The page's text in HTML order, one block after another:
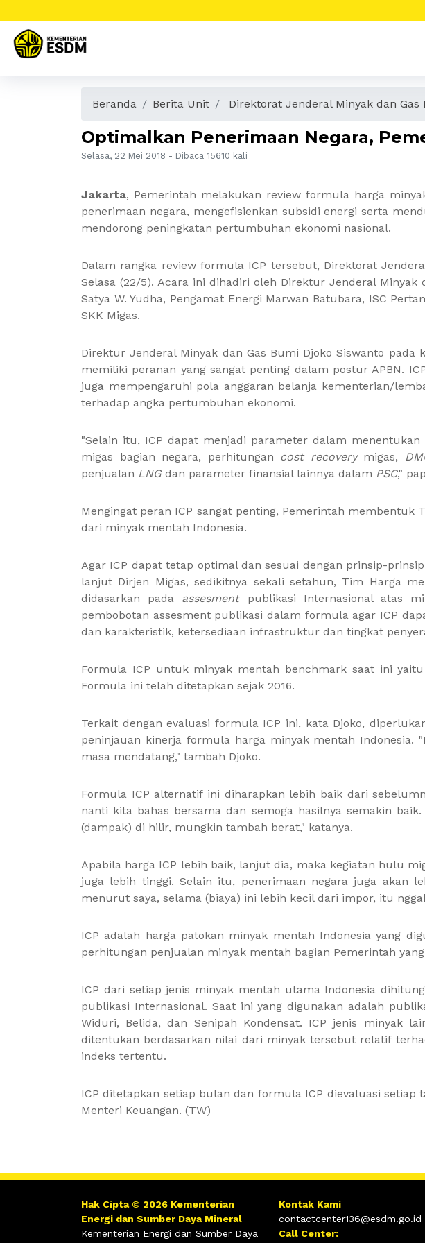
Beranda Berita Unit Direktorat Jenderal Minyak dan Gas
Optimalkan Penerimaan Negara,
Selasa, 22 Mei 2018 - Dibaca 15610 kali
Jakarta, Pemerintah melakukan review formula harga
penerimaan negara, mengefisienkan subsidi energi serta
mendorong peningkatan pertumbuhan ekonomi nasional.
Dalam rangka review formula ICP tersebut, Direktorat
Selasa (22/5). Acara ini dihadiri oleh Direktur Jenderal Minyak
Satya W. Yudha, Pengamat Energi Marwan Batubara, ISC
SKK Migas.
Direktur Jenderal Minyak dan Gas Bumi Djoko Siswanto
memiliki peranan yang sangat penting dalam postur APBN.
juga mempengaruhi pola anggaran belanja kementerian/
terhadap angka pertumbuhan ekonomi.
"Selain itu, ICP dapat menjadi parameter dalam
migas bagian negara, perhitungan cost recovery migas,
penjualan LNG dan parameter finansial lainnya dalam PSC,"
Mengingat peran ICP sangat penting, Pemerintah
dari minyak mentah Indonesia.
Agar ICP dapat tetap optimal dan sesuai dengan prinsip-
lanjut Dirjen Migas, sedikitnya sekali setahun, Tim Harga
didasarkan pada assesmentpublikasi Internasional atas
pembobotan assesment publikasi dalam formula agar ICP
dan karakteristik, ketersediaan infrastruktur dan tingkat
Formula ICP untuk minyak mentah benchmark saat ini
Formula ini telah ditetapkan sejak 2016.
Terkait dengan evaluasi formula ICP ini, kata Djoko,
peninjauan kinerja formula harga minyak mentah
masa mendatang," tambah Djoko.
Formula ICP alternatif ini diharapkan lebih baik dari
nanti kita bahas bersama dan semoga hasilnya semakin
(dampak) di hilir, mungkin tambah berat," katanya.
Apabila harga ICP lebih baik, lanjut dia, maka kegiatan hulu
juga lebih tinggi. Selain itu, penerimaan negara juga akan
menurut saya, selama (biaya) ini lebih kecil dari impor, itu
ICP adalah harga patokan minyak mentah Indonesia yang
perhitungan penjualan minyak mentah bagian Pemerintah
ICP dari setiap jenis minyak mentah utama Indonesia
publikasi Internasional. Saat ini yang digunakan adalah
Widuri, Belida, dan Senipah Kondensat. ICP jenis minyak
ditentukan berdasarkan nilai dari minyak tersebut relatif
indeks tertentu.
ICP ditetapkan setiap bulan dan formula ICP dievaluasi
Menteri Keuangan. (TW)
Hak Cipta © 2026 Kementerian
Energi dan Sumber Daya Mineral
Kementerian Energi dan Sumber Daya
Kontak Kami
contactcenter136@esdm.go.id
Call Center: